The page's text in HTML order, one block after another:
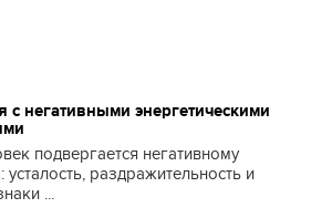
с негативными энергетическими
подвергается негативному
усталость, раздражительность и
...